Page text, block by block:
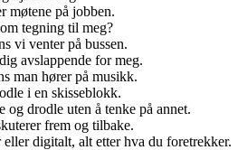
møtene på jobben.
tegning til meg?
vi venter på bussen.
avslappende for meg.
man hører på musikk.
i en skisseblokk.
og drodle uten å tenke på annet.
frem og tilbake.
digitalt, alt etter hva du foretrekker.